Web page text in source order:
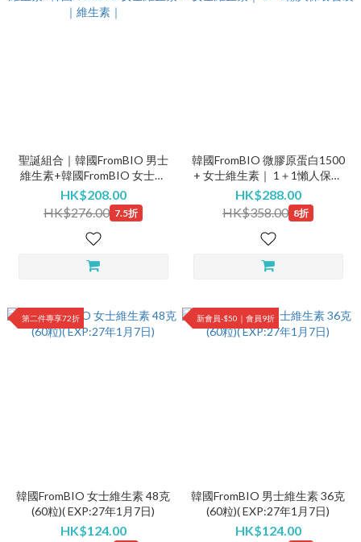
聖誕組合｜韓國FromBIO 男士
維生素+韓國FromBIO 女士維
生素｜維生素｜
HK$208.00
HK$276.00 7.5折
韓國FromBIO 微膠原蛋白1500
+ 女士維生素｜ 1＋1懶人保養
套裝
HK$288.00
HK$358.00 8折
第二件專享72折
韓國FromBIO 女士維生素 48克
(60粒)( EXP:27年1月7日)
HK$124.00
新會員-$50｜會員9折
韓國FromBIO 男士維生素 36克
(60粒)( EXP:27年1月7日)
HK$124.00